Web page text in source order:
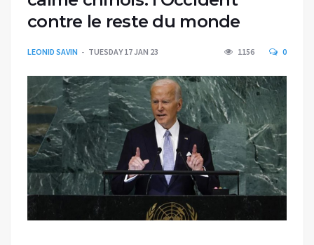
contre le reste du monde
LEONID SAVIN TUESDAY 17 JAN 23 1156 0